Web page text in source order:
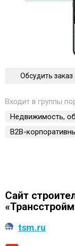
Обсудить заказ
Входит в группы
Недвижимость,
B2B-
Сайт
tsm.ru